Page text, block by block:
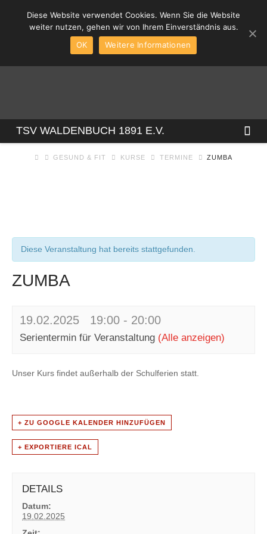
TSV
E.V.
TSV WALDENBUCH 1891 E.V.
GESUND & FIT KURSE TERMINE ZUMBA
Diese Veranstaltung hat bereits stattgefunden.
ZUMBA
19.02.2025 19:00 - 20:00
Serientermin für Veranstaltung (Alle anzeigen)
Unser Kurs findet außerhalb der Schulferien statt.
+ ZU GOOGLE KALENDER HINZUFÜGEN
+ EXPORTIERE ICAL
DETAILS
Datum:
19.02.2025
Diese Website verwendet Cookies. Wenn Sie die Website
weiter nutzen, gehen wir von Ihrem Einverständnis aus.
OK
Weitere Informationen